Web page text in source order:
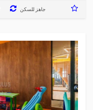
جاهز للسكن